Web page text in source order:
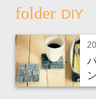
DIY